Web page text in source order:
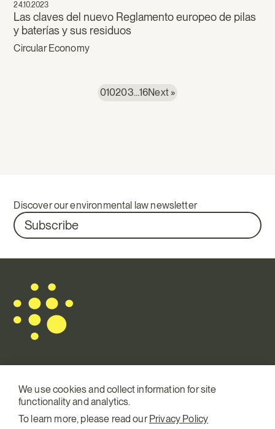
24.10.2023
Las claves del nuevo Reglamento europeo de pilas
y baterías y sus residuos
Circular Economy
010203…16Next »
Discover our environmental law newsletter
Subscribe
Mail.
info@terraqui.com
Tel.
+34 934 146 307
SM
Linkedin
We use cookies and collect information for site
functionality and analytics.
To learn more, please read ourPrivacy Policy